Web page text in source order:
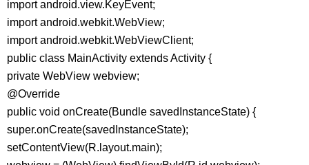
import android.view.KeyEvent;
import android.webkit.WebView;
import android.webkit.WebViewClient;
public class MainActivity extends Activity {
private WebView webview;
@Override
public void onCreate(Bundle savedInstanceState) {
super.onCreate(savedInstanceState);
setContentView(R.layout.main);